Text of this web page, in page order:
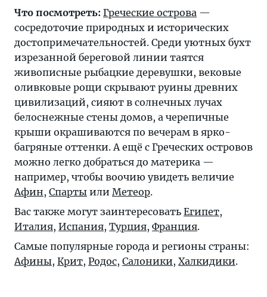
Что посмотреть: Греческие острова —
сосредоточие природных и исторических
достопримечательностей. Среди уютных бухт
изрезанной береговой линии таятся
живописные рыбацкие деревушки, вековые
оливковые рощи скрывают руины древних
цивилизаций, сияют в солнечных лучах
белоснежные стены домов, а черепичные
крыши окрашиваются по вечерам в ярко-
багряные оттенки. А ещё с Греческих островов
можно легко добраться до материка —
например, чтобы воочию увидеть величие
Афин, Спарты или Метеор.
Вас также могут заинтересовать Египет,
Италия, Испания, Турция, Франция.
Самые популярные города и регионы страны:
Афины, Крит, Родос, Салоники, Халкидики.